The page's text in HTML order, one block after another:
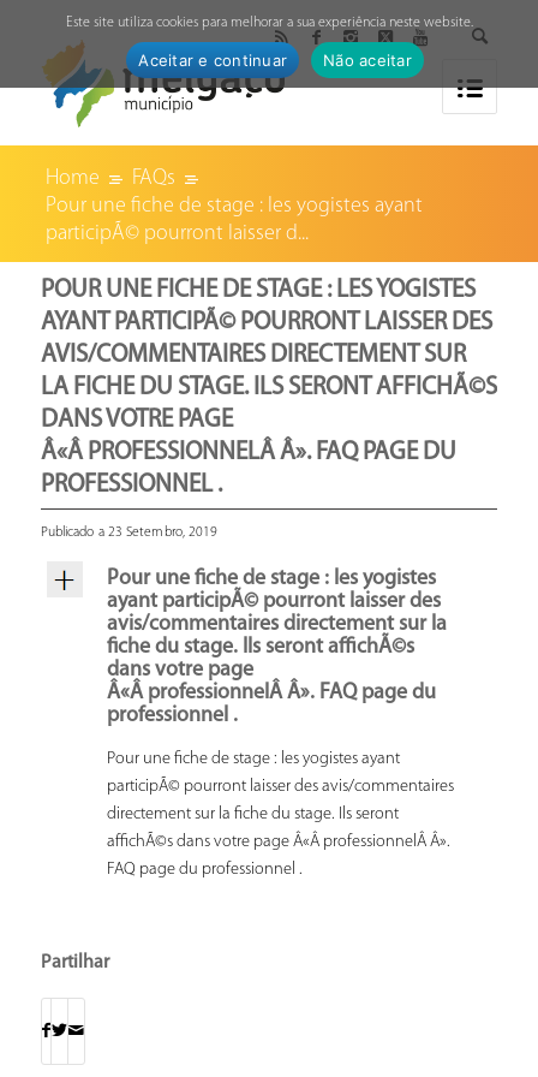
Home
FAQs
Pour une fiche de stage : les yogistes ayant
participÃ© pourront laisser d...
POUR UNE FICHE DE STAGE : LES YOGISTES
AYANT PARTICIPÃ© POURRONT LAISSER DES
AVIS/COMMENTAIRES DIRECTEMENT SUR
LA FICHE DU STAGE. ILS SERONT AFFICHÃ©S
DANS VOTRE PAGE
Â«Â PROFESSIONNELÂ Â». FAQ PAGE DU
PROFESSIONNEL .
Publicado a 23 Setembro, 2019
Pour une fiche de stage : les yogistes
ayant participÃ© pourront laisser des
avis/commentaires directement sur la
fiche du stage. Ils seront affichÃ©s
dans votre page
Â«Â professionnelÂ Â». FAQ page du
professionnel .
Pour une fiche de stage : les yogistes ayant
participÃ© pourront laisser des avis/commentaires
directement sur la fiche du stage. Ils seront
affichÃ©s dans votre page Â«Â professionnelÂ Â».
FAQ page du professionnel .
Partilhar
Este site utiliza cookies para melhorar a sua experiência neste website.
Aceitar e continuar Não aceitar